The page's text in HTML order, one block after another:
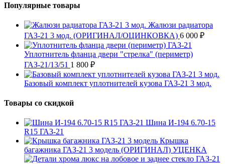
Популярные товары
Жалюзи радиатора
ГАЗ-21 3 мод. (ОРИГИНАЛ/ОЦИНКОВКА) 6 000 ₽
Уплотнитель фланца двери "стрелка" (периметр)
ГАЗ-21/13/51 1 800 ₽
Базовый комплект уплотнителей кузова ГАЗ-21 3 мод.
Товары со скидкой
Шина И-194 6.70-15
R15 ГАЗ-21
Крышка
багажника ГАЗ-21 3 модель (ОРИГИНАЛ) УЦЕНКА